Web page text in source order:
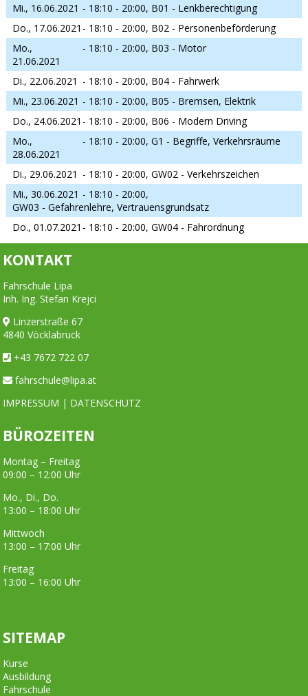
Mi., 16.06.2021 - 18:10 - 20:00, B01 - Lenkberechtigung
Do., 17.06.2021 - 18:10 - 20:00, B02 - Personenbeförderung
Mo.,
21.06.2021
- 18:10 - 20:00, B03 - Motor
Di., 22.06.2021 - 18:10 - 20:00, B04 - Fahrwerk
Mi., 23.06.2021 - 18:10 - 20:00, B05 - Bremsen, Elektrik
Do., 24.06.2021 - 18:10 - 20:00, B06 - Modern Driving
Mo.,
28.06.2021
- 18:10 - 20:00, G1 - Begriffe, Verkehrsräume
Di., 29.06.2021 - 18:10 - 20:00, GW02 - Verkehrszeichen
Mi., 30.06.2021 - 18:10 - 20:00,
GW03 - Gefahrenlehre, Vertrauensgrundsatz
Do., 01.07.2021 - 18:10 - 20:00, GW04 - Fahrordnung
KONTAKT
Fahrschule Lipa
Inh. Ing. Stefan Krejci
Linzerstraße 67
4840 Vöcklabruck
+43 7672 722 07
fahrschule@lipa.at
IMPRESSUM | DATENSCHUTZ
BÜROZEITEN
Montag – Freitag
09:00 – 12:00 Uhr
Mo., Di., Do.
13:00 – 18:00 Uhr
Mittwoch
13:00 – 17:00 Uhr
Freitag
13:00 – 16:00 Uhr
SITEMAP
Kurse
Ausbildung
Fahrschule